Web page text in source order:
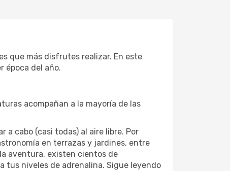
que más disfrutes realizar. En este
época del año.
acompañan a la mayoría de las
a cabo (casi todas) al aire libre. Por
en terrazas y jardines, entre
aventura, existen cientos de
tus niveles de adrenalina. Sigue leyendo